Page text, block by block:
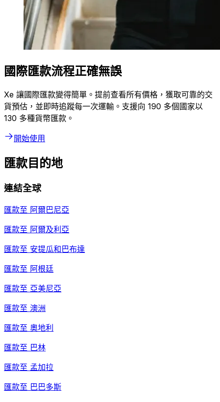
國際匯款流程正確無誤
Xe 讓國際匯款變得簡單。提前查看所有價格，獲取可靠的交
貨預估，並即時追蹤每一次運輸。支援向 190 多個國家以
130 多種貨幣匯款。
開始使用
匯款目的地
連結全球
匯款至 阿爾巴尼亞
匯款至 阿爾及利亞
匯款至 安提瓜和巴布達
匯款至 阿根廷
匯款至 亞美尼亞
匯款至 澳洲
匯款至 奧地利
匯款至 巴林
匯款至 孟加拉
匯款至 巴巴多斯